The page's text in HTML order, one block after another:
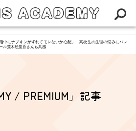
ってなに？
活中にナプキンがずれてモレないか心配」 高校生の生理の悩みにバレ
ル荒木絵里香さんも共感
/ PREMIUM」記事